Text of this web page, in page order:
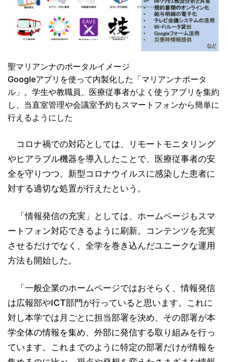
聖マリアンナのポータルイメージ
Googleアプリを使って内製化した「マリアンナポータ
ル」。学生や教職員、医療従事者がよく使うアプリを集約
し、当直室管理や会議室予約もスマートフォンから簡単に
行えるようにした
コロナ禍での対応としては、リモートモニタリング
やヒアラブル機器を導入したことで、医療従事者の安
全を守りつつ、新型コロナウイルスに感染した患者に
対する適切な処置が行えたという。
「情報発信の充実」としては、ホームページもスマ
ートフォン対応できるように刷新。コンテンツを充実
させるだけでなく、全学を巻き込んだユニークな運用
方法も開始した。
「一般企業のホームページではおそらく、情報発信
は広報部やICT部門が行っていると思います。これに
対し本学では月ごとに担当部署を決め、その部署が本
学全体の情報を集め、外部に発信する取り組みを行っ
ています。これまでのように特定の部署だけが情報を